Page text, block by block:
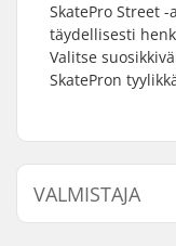
SkatePro Street
täydellisesti
Valitse
SkatePron
VALMISTAJA